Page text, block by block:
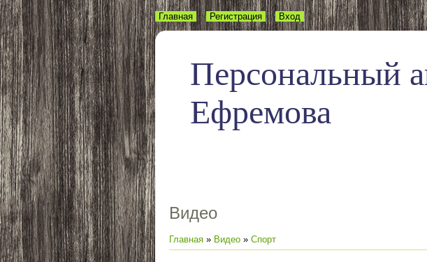
Персональный
Ефремова
Главная Регистрация Вход
Видео
Главная » Видео » Спорт